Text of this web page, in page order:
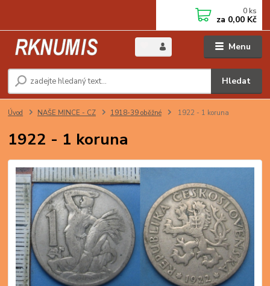
Menu
Hledat
0 ks
za 0,00 Kč
Úvod NAŠE MINCE - CZ 1918-39 oběžné 1922 - 1 koruna
1922 - 1 koruna